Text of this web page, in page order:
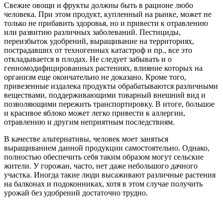
Свежие овощи и фрукты должны быть в рационе любо
человека. При этом продукт, купленный на рынке, может не
только не прибавить здоровья, но и привести к отравлению
или развитию различных заболеваний. Пестициды,
переизбыток удобрений, выращивание на территориях,
пострадавших от техногенных катастроф и пр., все это
откладывается в плодах. Не следует забывать и о
генномодифицированных растениях, влияние которых на
организм еще окончательно не доказано. Кроме того,
привезенные издалека продукты обрабатываются различными
веществами, поддерживающими товарный внешний вид и
позволяющими пережить транспортировку. В итоге, большое
и красивое яблоко может легко привести к аллергии,
отравлению и другим неприятным последствиям.
В качестве альтернативы, человек моет заняться
выращиванием данной продукции самостоятельно. Однако,
полностью обеспечить себя таким образом могут сельские
жители. У горожан, часто, нет даже небольшого дачного
участка. Иногда такие люди высаживают различные растения
на балконах и подоконниках, хотя в этом случае получить
урожай без удобрений достаточно трудно.